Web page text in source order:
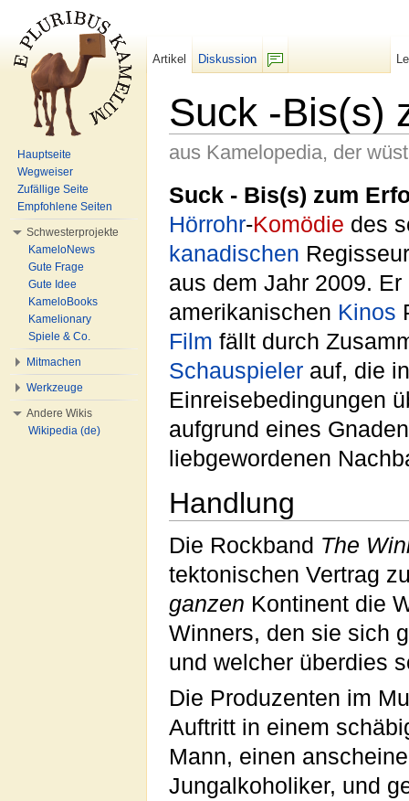
Suck -Bis(s)
aus Kamelopedia, der
Suck - Bis(s) zum
Hörrohr-Komödie des
kanadischen
aus dem Jahr 2009.
amerikanischen Kinos
Film fällt durch
Schauspieler auf, die
Einreisebedingungen
aufgrund eines
liebgewordenen
Handlung
Die Rockband The
tektonischen Vertrag
ganzen Kontinent die
Winners, den sie sich
und welcher überdies
Die Produzenten im
Auftritt in einem
Mann, einen
Jungalkoholiker, und
Artikel
Diskussion
Hauptseite
Wegweiser
Zufällige Seite
Empfohlene Seiten
Schwesterprojekte
KameloNews
Gute Frage
Gute Idee
KameloBooks
Kamelionary
Spiele & Co.
Mitmachen
Werkzeuge
Andere Wikis
Wikipedia (de)